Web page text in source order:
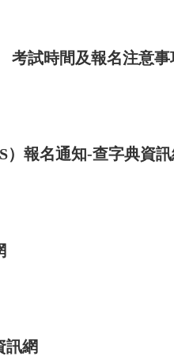
趣。
問題。維護職能關注
考試時間及報名注意
）報名通知-查字典資訊
訊網